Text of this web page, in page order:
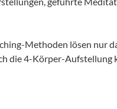
Methoden lösen nur
die 4-Körper-